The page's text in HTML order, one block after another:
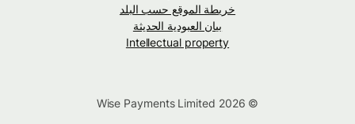
خريطة الموقع حسب البلد
بيان العبودية الحديثة
Intellectual property